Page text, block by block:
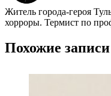
Житель города-героя
хорроры. Термист по
Похожие записи